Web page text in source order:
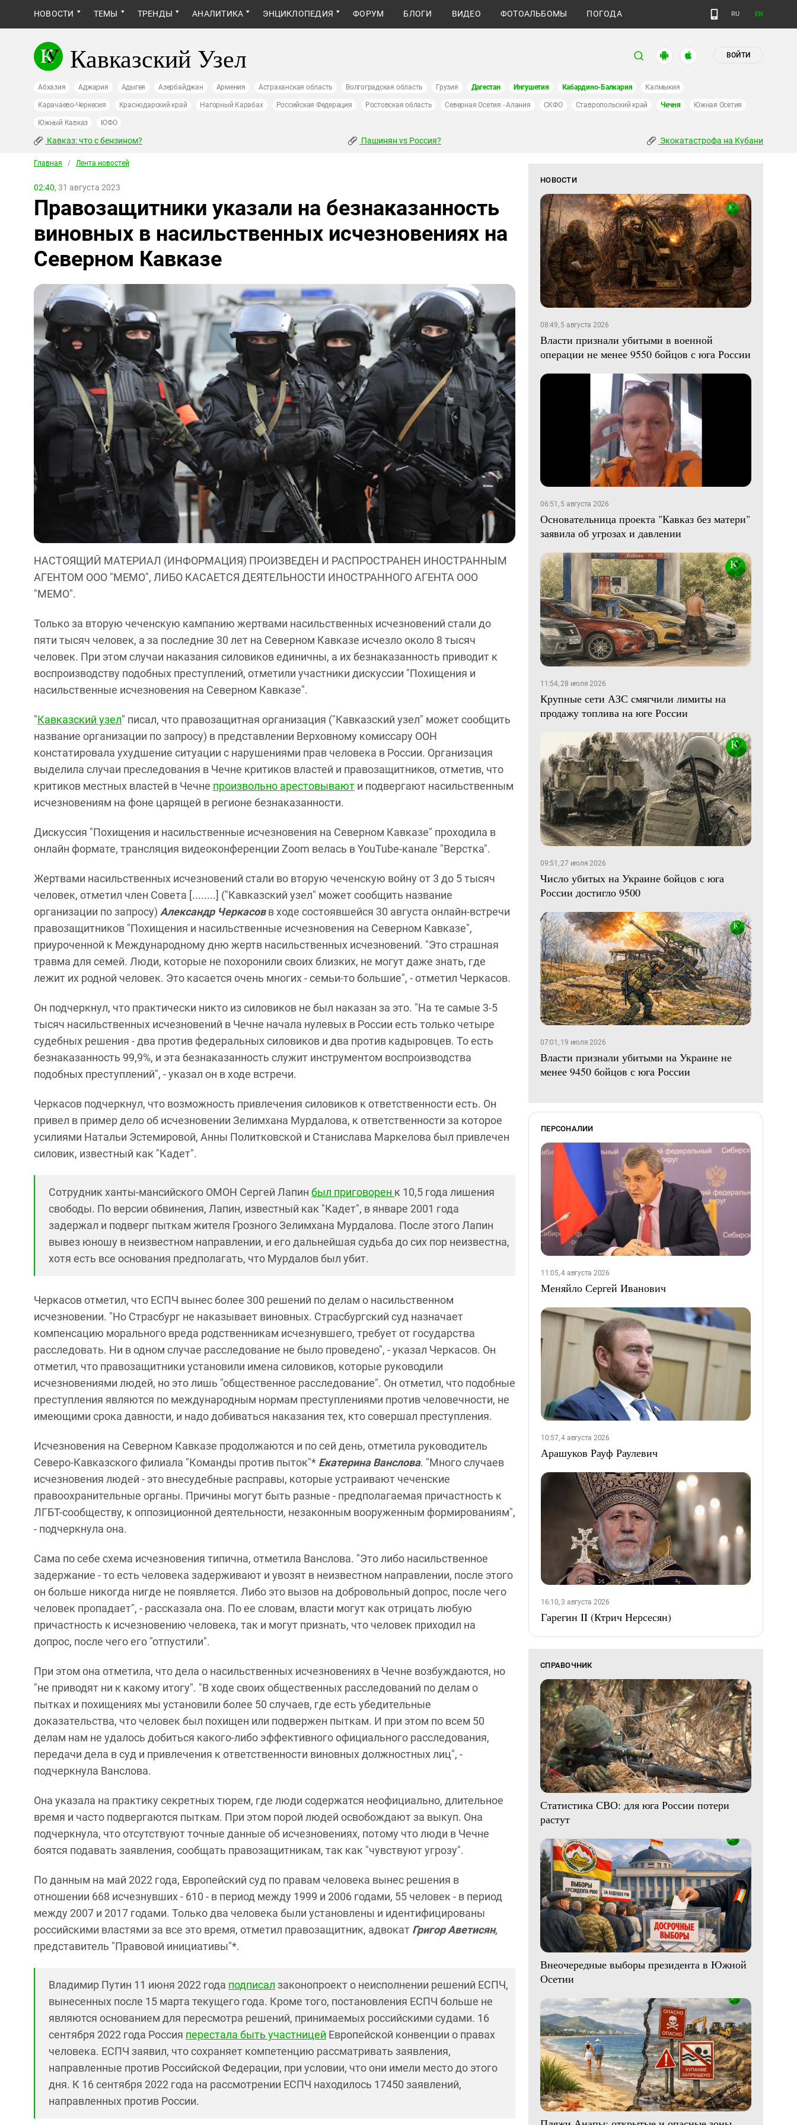
НОВОСТИ ТЕМЫ ТРЕНДЫ АНАЛИТИКА ЭНЦИКЛОПЕДИЯ ФОРУМ БЛОГИ ВИДЕО ФОТОАЛЬБОМЫ ПОГОДА RU EN
Кавказский Узел ВОЙТИ
Абхазия Аджария Адыгея Азербайджан Армения Астраханская область Волгоградская область Грузия Дагестан Ингушетия Кабардино-Балкария Калмыкия
Карачаево-Черкесия Краснодарский край Нагорный Карабах Российская Федерация Ростовская область Северная Осетия - Алания СКФО Ставропольский край Чечня Южная Осетия
Южный Кавказ ЮФО
Кавказ: что с бензином? Пашинян vs Россия? Экокатастрофа на Кубани
Главная / Лента новостей
02:40, 31 августа 2023
Правозащитники указали на безнаказанность
виновных в насильственных исчезновениях на
Северном Кавказе
НАСТОЯЩИЙ МАТЕРИАЛ (ИНФОРМАЦИЯ) ПРОИЗВЕДЕН И РАСПРОСТРАНЕН ИНОСТРАННЫМ
АГЕНТОМ ООО "МЕМО", ЛИБО КАСАЕТСЯ ДЕЯТЕЛЬНОСТИ ИНОСТРАННОГО АГЕНТА ООО
"МЕМО".
Только за вторую чеченскую кампанию жертвами насильственных исчезновений стали до
пяти тысяч человек, а за последние 30 лет на Северном Кавказе исчезло около 8 тысяч
человек. При этом случаи наказания силовиков единичны, а их безнаказанность приводит к
воспроизводству подобных преступлений, отметили участники дискуссии "Похищения и
насильственные исчезновения на Северном Кавказе".
"Кавказский узел" писал, что правозащитная организация ("Кавказский узел" может сообщить
название организации по запросу) в представлении Верховному комиссару ООН
констатировала ухудшение ситуации с нарушениями прав человека в России. Организация
выделила случаи преследования в Чечне критиков властей и правозащитников, отметив, что
критиков местных властей в Чечне произвольно арестовывают и подвергают насильственным
исчезновениям на фоне царящей в регионе безнаказанности.
Дискуссия "Похищения и насильственные исчезновения на Северном Кавказе" проходила в
онлайн формате, трансляция видеоконференции Zoom велась в YouTube-канале "Верстка".
Жертвами насильственных исчезновений стали во вторую чеченскую войну от 3 до 5 тысяч
человек, отметил член Совета [........] ("Кавказский узел" может сообщить название
организации по запросу) Александр Черкасовв ходе состоявшейся 30 августа онлайн-встречи
правозащитников "Похищения и насильственные исчезновения на Северном Кавказе",
приуроченной к Международному дню жертв насильственных исчезновений. "Это страшная
травма для семей. Люди, которые не похоронили своих близких, не могут даже знать, где
лежит их родной человек. Это касается очень многих - семьи-то большие", - отметил Черкасов.
Он подчеркнул, что практически никто из силовиков не был наказан за это. "На те самые 3-5
тысяч насильственных исчезновений в Чечне начала нулевых в России есть только четыре
судебных решения - два против федеральных силовиков и два против кадыровцев. То есть
безнаказанность 99,9%, и эта безнаказанность служит инструментом воспроизводства
подобных преступлений", - указал он в ходе встречи.
Черкасов подчеркнул, что возможность привлечения силовиков к ответственности есть. Он
привел в пример дело об исчезновении Зелимхана Мурдалова, к ответственности за которое
усилиями Натальи Эстемировой, Анны Политковской и Станислава Маркелова был привлечен
силовик, известный как "Кадет".
Сотрудник ханты-мансийского ОМОН Сергей Лапин был приговорен к 10,5 года лишения
свободы. По версии обвинения, Лапин, известный как "Кадет", в январе 2001 года
задержал и подверг пыткам жителя Грозного Зелимхана Мурдалова. После этого Лапин
вывез юношу в неизвестном направлении, и его дальнейшая судьба до сих пор неизвестна,
хотя есть все основания предполагать, что Мурдалов был убит.
Черкасов отметил, что ЕСПЧ вынес более 300 решений по делам о насильственном
исчезновении. "Но Страсбург не наказывает виновных. Страсбургский суд назначает
компенсацию морального вреда родственникам исчезнувшего, требует от государства
расследовать. Ни в одном случае расследование не было проведено", - указал Черкасов. Он
отметил, что правозащитники установили имена силовиков, которые руководили
исчезновениями людей, но это лишь "общественное расследование". Он отметил, что подобные
преступления являются по международным нормам преступлениями против человечности, не
имеющими срока давности, и надо добиваться наказания тех, кто совершал преступления.
Исчезновения на Северном Кавказе продолжаются и по сей день, отметила руководитель
Северо-Кавказского филиала "Команды против пыток"* Екатерина Ванслова. "Много случаев
исчезновения людей - это внесудебные расправы, которые устраивают чеченские
правоохранительные органы. Причины могут быть разные - предполагаемая причастность к
ЛГБТ-сообществу, к оппозиционной деятельности, незаконным вооруженным формированиям",
- подчеркнула она.
Сама по себе схема исчезновения типична, отметила Ванслова. "Это либо насильственное
задержание - то есть человека задерживают и увозят в неизвестном направлении, после этого
он больше никогда нигде не появляется. Либо это вызов на добровольный допрос, после чего
человек пропадает", - рассказала она. По ее словам, власти могут как отрицать любую
причастность к исчезновению человека, так и могут признать, что человек приходил на
допрос, после чего его "отпустили".
При этом она отметила, что дела о насильственных исчезновениях в Чечне возбуждаются, но
"не приводят ни к какому итогу". "В ходе своих общественных расследований по делам о
пытках и похищениях мы установили более 50 случаев, где есть убедительные
доказательства, что человек был похищен или подвержен пыткам. И при этом по всем 50
делам нам не удалось добиться какого-либо эффективного официального расследования,
передачи дела в суд и привлечения к ответственности виновных должностных лиц", -
подчеркнула Ванслова.
Она указала на практику секретных тюрем, где люди содержатся неофициально, длительное
время и часто подвергаются пыткам. При этом порой людей освобождают за выкуп. Она
подчеркнула, что отсутствуют точные данные об исчезновениях, потому что люди в Чечне
боятся подавать заявления, сообщать правозащитникам, так как "чувствуют угрозу".
По данным на май 2022 года, Европейский суд по правам человека вынес решения в
отношении 668 исчезнувших - 610 - в период между 1999 и 2006 годами, 55 человек - в период
между 2007 и 2017 годами. Только два человека были установлены и идентифицированы
российскими властями за все это время, отметил правозащитник, адвокат Григор Аветисян,
представитель "Правовой инициативы"*.
Владимир Путин 11 июня 2022 года подписал законопроект о неисполнении решений ЕСПЧ,
вынесенных после 15 марта текущего года. Кроме того, постановления ЕСПЧ больше не
являются основанием для пересмотра решений, принимаемых российскими судами. 16
сентября 2022 года Россия перестала быть участницей Европейской конвенции о правах
человека. ЕСПЧ заявил, что сохраняет компетенцию рассматривать заявления,
направленные против Российской Федерации, при условии, что они имели место до этого
дня. К 16 сентября 2022 года на рассмотрении ЕСПЧ находилось 17450 заявлений,
направленных против России.
НОВОСТИ
08:49, 5 августа 2026
Власти признали убитыми в военной
операции не менее 9550 бойцов с юга России
06:51, 5 августа 2026
Основательница проекта "Кавказ без матери"
заявила об угрозах и давлении
11:54, 28 июля 2026
Крупные сети АЗС смягчили лимиты на
продажу топлива на юге России
09:51, 27 июля 2026
Число убитых на Украине бойцов с юга
России достигло 9500
07:01, 19 июля 2026
Власти признали убитыми на Украине не
менее 9450 бойцов с юга России
ПЕРСОНАЛИИ
11:05, 4 августа 2026
Меняйло Сергей Иванович
10:57, 4 августа 2026
Арашуков Рауф Раулевич
16:10, 3 августа 2026
Гарегин II (Ктрич Нерсесян)
СПРАВОЧНИК
Статистика СВО: для юга России потери
растут
Внеочередные выборы президента в Южной
Осетии